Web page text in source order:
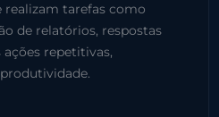
realizam tarefas como
de relatórios, respostas
repetitivas,